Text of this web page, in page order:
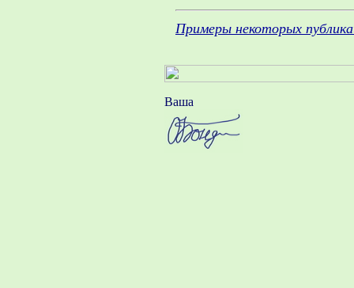
Примеры некоторых
Ваша